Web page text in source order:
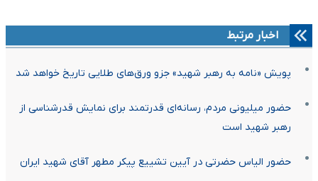
اخبار مرتبط
پویش «نامه به رهبر شهید» جزو ورق‌های طلایی تاریخ خواهد شد
حضور میلیونی مردم، رسانه‌ای قدرتمند برای نمایش قدرشناسی از
رهبر شهید است
حضور الیاس حضرتی در آیین تشییع پیکر مطهر آقای شهید ایران